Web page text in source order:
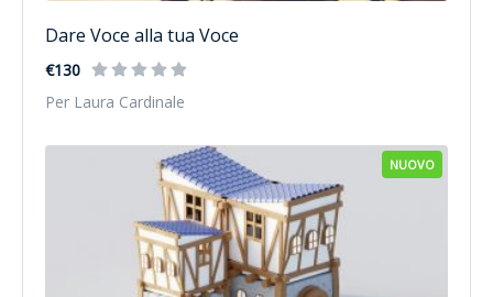
Dare Voce alla tua Voce
€130
Per Laura Cardinale
NUOVO